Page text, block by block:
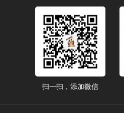
扫一扫，添加微信